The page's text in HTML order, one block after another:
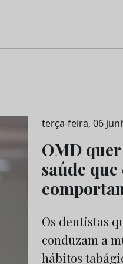
terça-feira, 06
OMD
saúde
Os dentistas
conduzam a
hábitos